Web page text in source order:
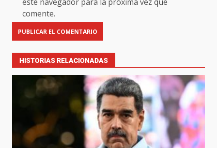
este navegador para la próxima vez que
comente.
HISTORIAS RELACIONADAS